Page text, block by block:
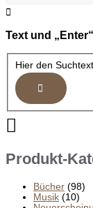
Text und
Hier den
Produkt-
Bücher (98)
Musik (10)